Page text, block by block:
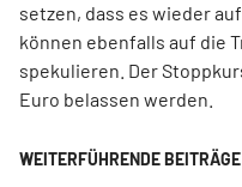
setzen, dass es wieder
können ebenfalls auf die
spekulieren. Der
Euro belassen werden.